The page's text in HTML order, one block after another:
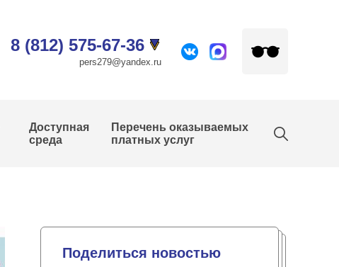
8 (812) 575-67-36
pers279@yandex.ru
Доступная
среда
Перечень оказываемых
платных услуг
Поделиться новостью